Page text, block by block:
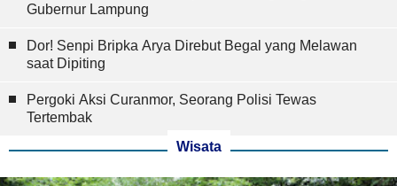
Gubernur Lampung
Dor! Senpi Bripka Arya Direbut Begal yang Melawan
saat Dipiting
Pergoki Aksi Curanmor, Seorang Polisi Tewas
Tertembak
Wisata